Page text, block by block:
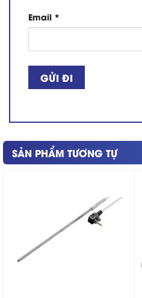
Email *
SẢN PHẨM TƯƠNG TỰ